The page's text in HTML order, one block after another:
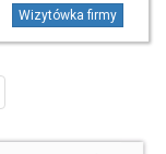
Wizytówka firmy